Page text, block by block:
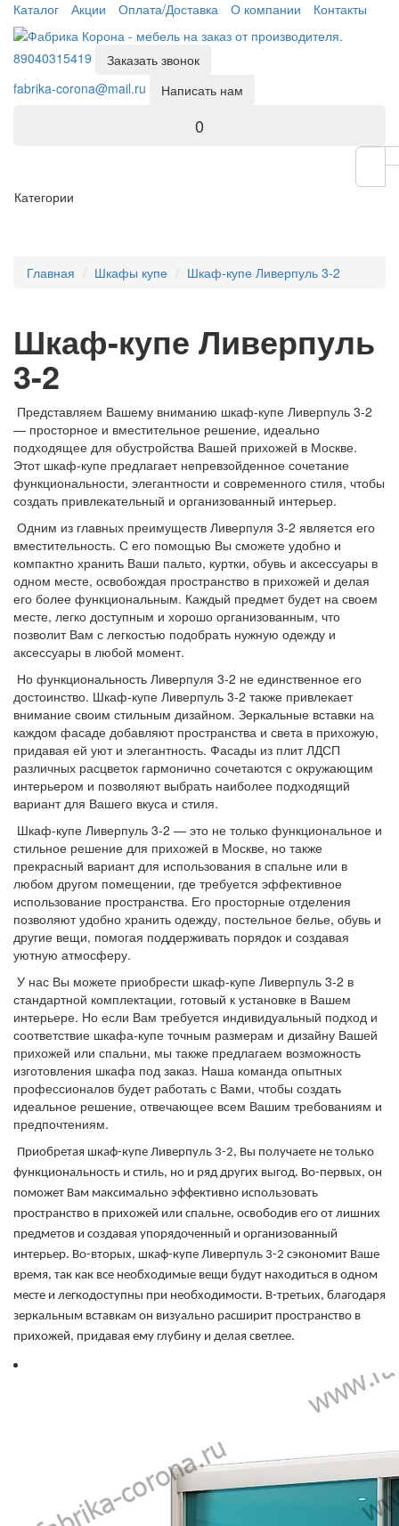
Каталог Акции Оплата/Доставка О компании Контакты
89040315419
Заказать звонок
fabrika-corona@mail.ru
Написать нам
0
Категории
Главная Шкафы купе Шкаф-купе Ливерпуль 3-2
Шкаф-купе Ливерпуль
3-2
Представляем Вашему вниманию шкаф-купе Ливерпуль 3-2
— просторное и вместительное решение, идеально
подходящее для обустройства Вашей прихожей в Москве.
Этот шкаф-купе предлагает непревзойденное сочетание
функциональности, элегантности и современного стиля, чтобы
создать привлекательный и организованный интерьер.
Одним из главных преимуществ Ливерпуля 3-2 является его
вместительность. С его помощью Вы сможете удобно и
компактно хранить Ваши пальто, куртки, обувь и аксессуары в
одном месте, освобождая пространство в прихожей и делая
его более функциональным. Каждый предмет будет на своем
месте, легко доступным и хорошо организованным, что
позволит Вам с легкостью подобрать нужную одежду и
аксессуары в любой момент.
Но функциональность Ливерпуля 3-2 не единственное его
достоинство. Шкаф-купе Ливерпуль 3-2 также привлекает
внимание своим стильным дизайном. Зеркальные вставки на
каждом фасаде добавляют пространства и света в прихожую,
придавая ей уют и элегантность. Фасады из плит ЛДСП
различных расцветок гармонично сочетаются с окружающим
интерьером и позволяют выбрать наиболее подходящий
вариант для Вашего вкуса и стиля.
Шкаф-купе Ливерпуль 3-2 — это не только функциональное и
стильное решение для прихожей в Москве, но также
прекрасный вариант для использования в спальне или в
любом другом помещении, где требуется эффективное
использование пространства. Его просторные отделения
позволяют удобно хранить одежду, постельное белье, обувь и
другие вещи, помогая поддерживать порядок и создавая
уютную атмосферу.
У нас Вы можете приобрести шкаф-купе Ливерпуль 3-2 в
стандартной комплектации, готовый к установке в Вашем
интерьере. Но если Вам требуется индивидуальный подход и
соответствие шкафа-купе точным размерам и дизайну Вашей
прихожей или спальни, мы также предлагаем возможность
изготовления шкафа под заказ. Наша команда опытных
профессионалов будет работать с Вами, чтобы создать
идеальное решение, отвечающее всем Вашим требованиям и
предпочтениям.
Приобретая шкаф-купе Ливерпуль 3-2, Вы получаете не только
функциональность и стиль, но и ряд других выгод. Во-первых, он
поможет Вам максимально эффективно использовать
пространство в прихожей или спальне, освободив его от лишних
предметов и создавая упорядоченный и организованный
интерьер. Во-вторых, шкаф-купе Ливерпуль 3-2 сэкономит Ваше
время, так как все необходимые вещи будут находиться в одном
месте и легкодоступны при необходимости. В-третьих, благодаря
зеркальным вставкам он визуально расширит пространство в
прихожей, придавая ему глубину и делая светлее.